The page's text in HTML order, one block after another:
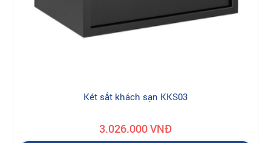
Két sắt khách sạn KKS03
3.026.000 VNĐ